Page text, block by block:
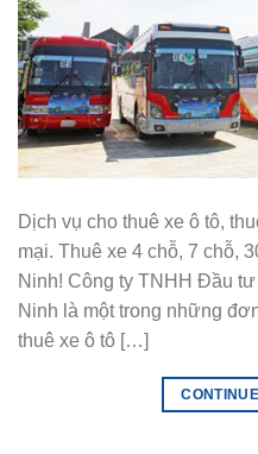
Dịch vụ cho thuê xe ô tô,
mại. Thuê xe 4 chỗ, 7 chỗ,
Ninh! Công ty TNHH Đầu
Ninh là một trong những
thuê xe ô tô […]